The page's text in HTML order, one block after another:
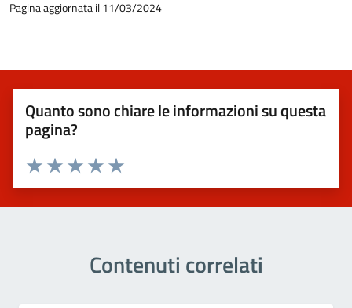
Pagina aggiornata il 11/03/2024
Quanto sono chiare le informazioni su questa
pagina?
Valuta 5 stelle su 5
Valuta 4 stelle su 5
Valuta 3 stelle su 5
Valuta 2 stelle su 5
Valuta 1 stelle su 5
Contenuti correlati